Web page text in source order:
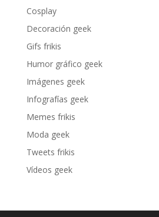
Cosplay
Decoración geek
Gifs frikis
Humor gráfico geek
Imágenes geek
Infografías geek
Memes frikis
Moda geek
Tweets frikis
Vídeos geek